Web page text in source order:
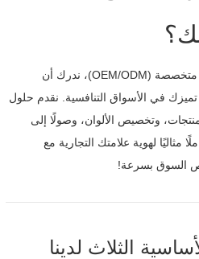
بصفتنا شركة تصنيع معدات حدائق متخصصة (OEM/ODM)، ندرك أن
في الأسواق التنافسية. نقدم حلول
وتخصيص الألوان، وصولًا إلى
لهوية علامتك التجارية مع
السوق بسرعة!
الثلاث لدينا